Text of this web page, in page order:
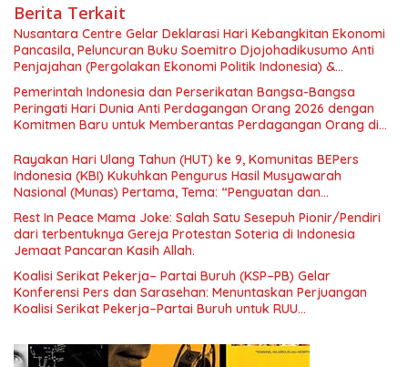
Berita Terkait
Nusantara Centre Gelar Deklarasi Hari Kebangkitan Ekonomi
Pancasila, Peluncuran Buku Soemitro Djojohadikusumo Anti
Penjajahan (Pergolakan Ekonomi Politik Indonesia) &
Simposium Nasional “Urgensi Undang-Undang Perekonomian
Nasional dan Kesejahteraan Sosial dalam Menata Bangsa
Menuju Indonesia Emas 2045”,
Pemerintah Indonesia dan Perserikatan Bangsa-Bangsa
Peringati Hari Dunia Anti Perdagangan Orang 2026 dengan
Komitmen Baru untuk Memberantas Perdagangan Orang di
Rayakan Hari Ulang Tahun (HUT) ke 9, Komunitas BEPers
Indonesia (KBI) Kukuhkan Pengurus Hasil Musyawarah
Nasional (Munas) Pertama, Tema: “Penguatan dan
Pengembangan Organisasi KBI yang Berbasis Riset di seluruh
Indonesia dan Mancanegara”.
Rest In Peace Mama Joke: Salah Satu Sesepuh Pionir/Pendiri
dari terbentuknya Gereja Protestan Soteria di Indonesia
Jemaat Pancaran Kasih Allah.
Koalisi Serikat Pekerja– Partai Buruh (KSP–PB) Gelar
Konferensi Pers dan Sarasehan: Menuntaskan Perjuangan
Koalisi Serikat Pekerja–Partai Buruh untuk RUU